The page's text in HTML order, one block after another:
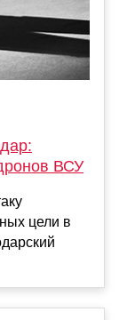
ВСУ
цели в